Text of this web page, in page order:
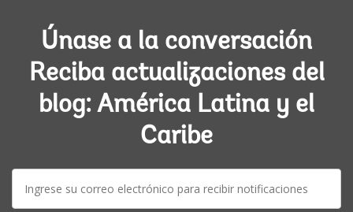
Únase a la conversación
Reciba actualizaciones del
blog: América Latina y el
Caribe
mail: